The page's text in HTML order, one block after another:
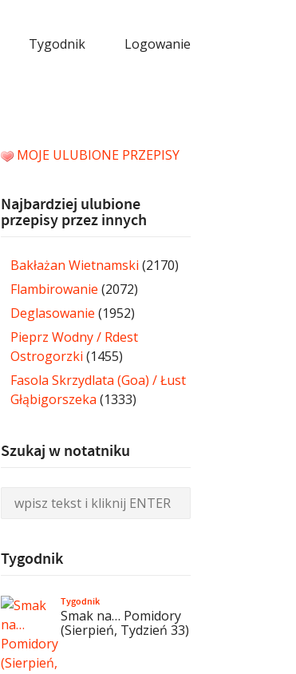
Tygodnik Logowanie
MOJE ULUBIONE PRZEPISY
Najbardziej ulubione
przepisy przez innych
Bakłażan Wietnamski (2170)
Flambirowanie (2072)
Deglasowanie (1952)
Pieprz Wodny / Rdest
Ostrogorzki (1455)
Fasola Skrzydlata (Goa) / Łust
Głąbigorszeka (1333)
Szukaj w notatniku
Tygodnik
Tygodnik
Smak na… Pomidory
(Sierpień, Tydzień 33)